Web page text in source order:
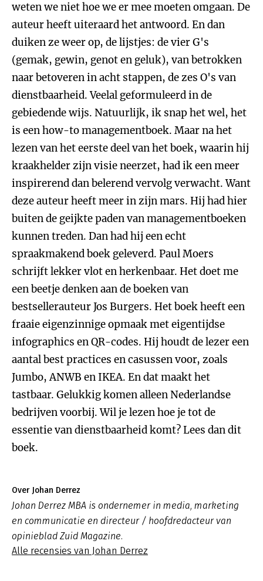
weten we niet hoe we er mee moeten omgaan. De
auteur heeft uiteraard het antwoord. En dan
duiken ze weer op, de lijstjes: de vier G's
(gemak, gewin, genot en geluk), van betrokken
naar betoveren in acht stappen, de zes O's van
dienstbaarheid. Veelal geformuleerd in de
gebiedende wijs. Natuurlijk, ik snap het wel, het
is een how-to managementboek. Maar na het
lezen van het eerste deel van het boek, waarin hij
kraakhelder zijn visie neerzet, had ik een meer
inspirerend dan belerend vervolg verwacht. Want
deze auteur heeft meer in zijn mars. Hij had hier
buiten de geijkte paden van managementboeken
kunnen treden. Dan had hij een echt
spraakmakend boek geleverd. Paul Moers
schrijft lekker vlot en herkenbaar. Het doet me
een beetje denken aan de boeken van
bestsellerauteur Jos Burgers. Het boek heeft een
fraaie eigenzinnige opmaak met eigentijdse
infographics en QR-codes. Hij houdt de lezer een
aantal best practices en casussen voor, zoals
Jumbo, ANWB en IKEA. En dat maakt het
tastbaar. Gelukkig komen alleen Nederlandse
bedrijven voorbij. Wil je lezen hoe je tot de
essentie van dienstbaarheid komt? Lees dan dit
boek.
Over Johan Derrez
Johan Derrez MBA is ondernemer in media, marketing
en communicatie en directeur / hoofdredacteur van
opinieblad Zuid Magazine.
Alle recensies van Johan Derrez